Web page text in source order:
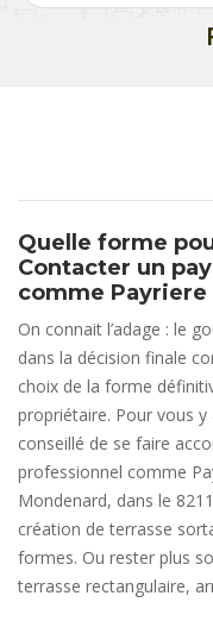
Quelle forme
Contacter un
comme
On connait l’adage : le
dans la décision finale
choix de la forme
propriétaire. Pour vous
conseillé de se faire
professionnel comme
Mondenard, dans le
création de terrasse
formes. Ou rester plus
terrasse rectangulaire,